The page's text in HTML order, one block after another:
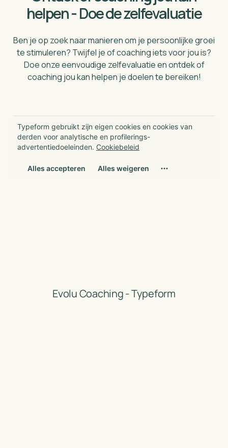
helpen - Doe de zelfevaluatie
Ben je op zoek naar manieren om je persoonlijke groei
te stimuleren? Twijfel je of coaching iets voor jou is?
Doe onze eenvoudige zelfevaluatie en ontdek of
coaching jou kan helpen je doelen te bereiken!